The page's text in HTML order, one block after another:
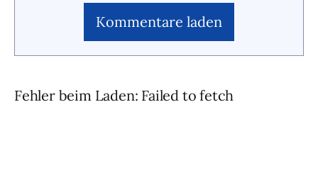
Kommentare laden
Fehler beim Laden: Failed to fetch